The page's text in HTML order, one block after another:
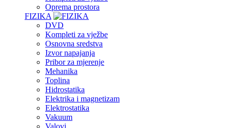
Oprema prostora
FIZIKA
DVD
Kompleti za vježbe
Osnovna sredstva
Izvor napajanja
Pribor za mjerenje
Mehanika
Toplina
Hidrostatika
Elektrika i magnetizam
Elektrostatika
Vakuum